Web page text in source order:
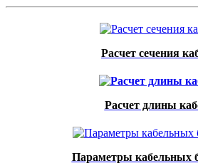
Расчет сечения
Расчет длины
Параметры кабельных